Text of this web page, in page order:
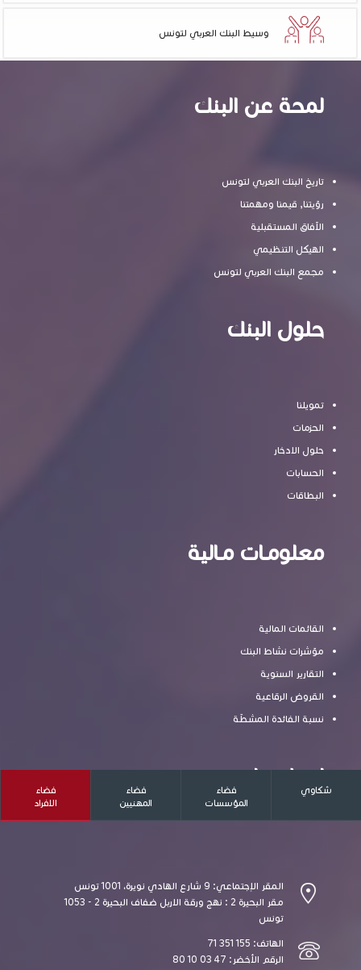
فضاء
الافراد
فضاء
المهنيين
فضاء
المؤسسات
شكاوي
وسيط البنك العربي لتونس
لمحة عن البنك
تاريخ البنك العربي لتونس
رؤيتنا, قيمنا ومهمتنا
الآفاق المستقبلية
الهيكل التنظيمي
مجمع البنك العربي لتونس
حلول البنك
تمويلنا
الحزمات
حلول الادخار
الحسابات
البطاقات
معلومـات مـالية
القائمات المالية
مؤشرات نشاط البنك
التقارير السنوية
القروض الرقاعية
نسبة الفائدة المشطّة
اتصل بنا
المقر الإجتماعي: 9 شارع الهادي نويرة، 1001 تونس
مقر البحيرة 2 : نهج ورقة الاربل ضفاف البحيرة 2 - 1053
تونس
الهاتف: 155 351 71
الرقم الأخضر: 47 03 10 80